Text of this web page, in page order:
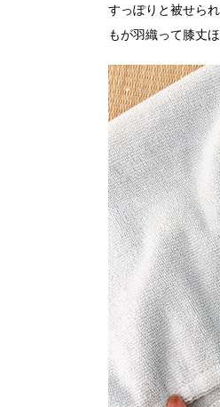
すっぽりと被せら
もが羽織って膝丈